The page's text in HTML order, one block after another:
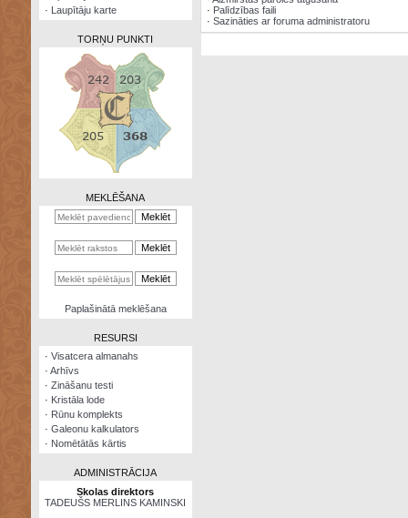
kalkulators
· Laupītāju karte
TORŅU PUNKTI
MEKLĒŠANA
Paplašinātā meklēšana
RESURSI
· Visatcera almanahs
· Arhīvs
· Zināšanu testi
· Kristāla lode
· Rūnu komplekts
· Galeonu kalkulators
· Nomētātās kārtis
ADMINISTRĀCIJA
Skolas direktors
TADEUŠS MERLINS KAMINSKI
· Palīdzības faili
· Sazināties ar foruma administratoru